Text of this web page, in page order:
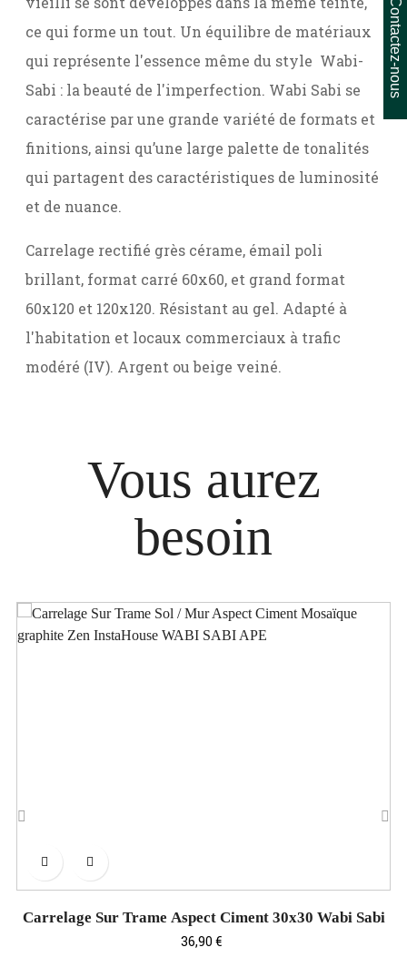
ce qui forme un tout. Un équilibre de matériaux
qui représente l'essence même du style Wabi-
Sabi : la beauté de l'imperfection. Wabi Sabi se
caractérise par une grande variété de formats et
finitions, ainsi qu’une large palette de tonalités
qui partagent des caractéristiques de luminosité
et de nuance.
Carrelage rectifié grès cérame, émail poli
brillant, format carré 60x60, et grand format
60x120 et 120x120. Résistant au gel. Adapté à
l'habitation et locaux commerciaux à trafic
modéré (IV). Argent ou beige veiné.
Vous aurez
besoin
Carrelage Sur Trame Aspect Ciment 30x30 Wabi Sabi
Prix
36,90 €
Contactez-nous